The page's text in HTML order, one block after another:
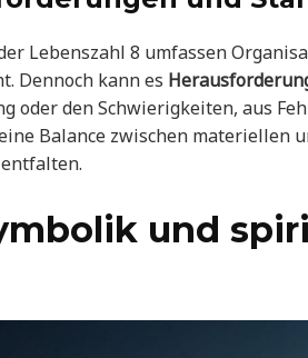
Lebenszahl 8 umfassen
Dennoch kann es
oder den Schwierigkeiten, aus
Balance zwischen materiellen
und